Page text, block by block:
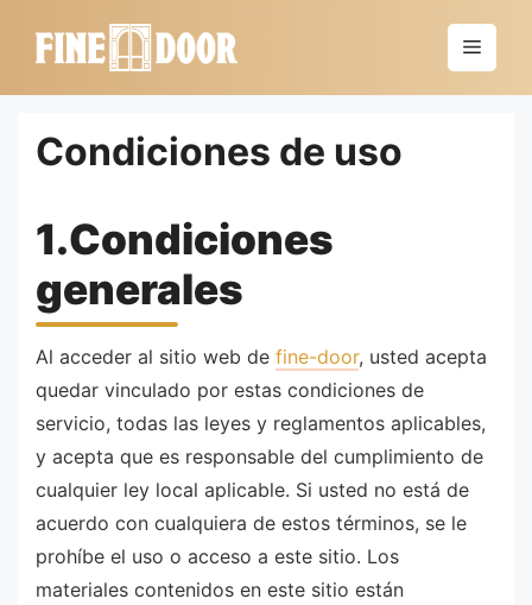
Menú
Condiciones de uso
1.Condiciones
generales
Al acceder al sitio web de fine-door, usted acepta
quedar vinculado por estas condiciones de
servicio, todas las leyes y reglamentos aplicables,
y acepta que es responsable del cumplimiento de
cualquier ley local aplicable. Si usted no está de
acuerdo con cualquiera de estos términos, se le
prohíbe el uso o acceso a este sitio. Los
materiales contenidos en este sitio están